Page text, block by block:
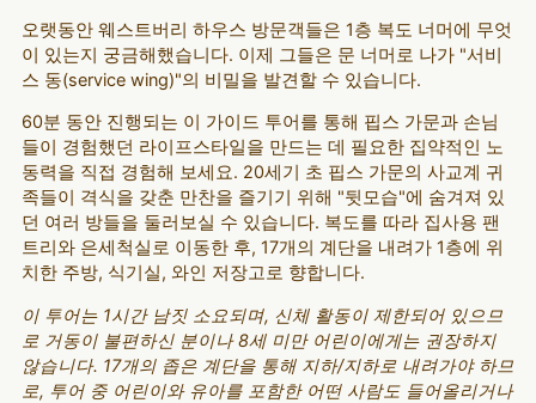
오랫동안 웨스트버리 하우스 방문객들은 1층 복도 너머에 무엇
이 있는지 궁금해했습니다. 이제 그들은 문 너머로 나가 "서비
스 동(service wing)"의 비밀을 발견할 수 있습니다.
60분 동안 진행되는 이 가이드 투어를 통해 핍스 가문과 손님
들이 경험했던 라이프스타일을 만드는 데 필요한 집약적인 노
동력을 직접 경험해 보세요. 20세기 초 핍스 가문의 사교계 귀
족들이 격식을 갖춘 만찬을 즐기기 위해 "뒷모습"에 숨겨져 있
던 여러 방들을 둘러보실 수 있습니다. 복도를 따라 집사용 팬
트리와 은세척실로 이동한 후, 17개의 계단을 내려가 1층에 위
치한 주방, 식기실, 와인 저장고로 향합니다.
이 투어는 1시간 남짓 소요되며, 신체 활동이 제한되어 있으므
로 거동이 불편하신 분이나 8세 미만 어린이에게는 권장하지
않습니다. 17개의 좁은 계단을 통해 지하/지하로 내려가야 하므
로, 투어 중 어린이와 유아를 포함한 어떤 사람도 들어올리거나